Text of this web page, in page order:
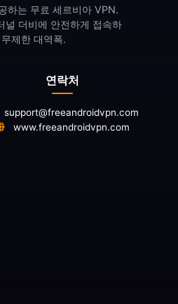
하는 무료 세르비아 VPN.
널 더비에 안전하게 접속하
제한 대역폭.
연락처
support@freeandroidvpn.com
www.freeandroidvpn.com